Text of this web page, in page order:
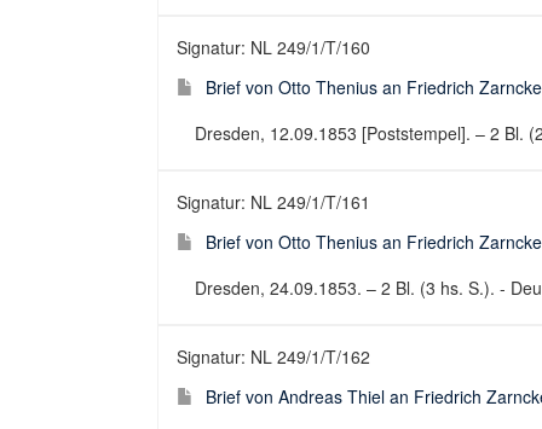
Signatur: NL 249/1/T/160
Brief von Otto Thenius an Friedrich
Dresden, 12.09.1853 [Poststempel]. – 2 Bl.
Signatur: NL 249/1/T/161
Brief von Otto Thenius an Friedrich
Dresden, 24.09.1853. – 2 Bl. (3 hs. S.). -
Signatur: NL 249/1/T/162
Brief von Andreas Thiel an Friedrich